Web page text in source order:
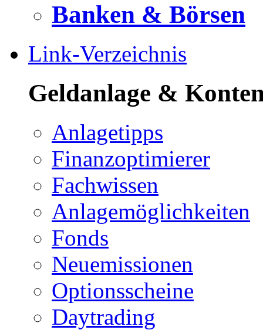
Banken & Börsen
Link-Verzeichnis
Geldanlage &
Anlagetipps
Finanzoptimierer
Fachwissen
Anlagemöglichkeiten
Fonds
Neuemissionen
Optionsscheine
Daytrading